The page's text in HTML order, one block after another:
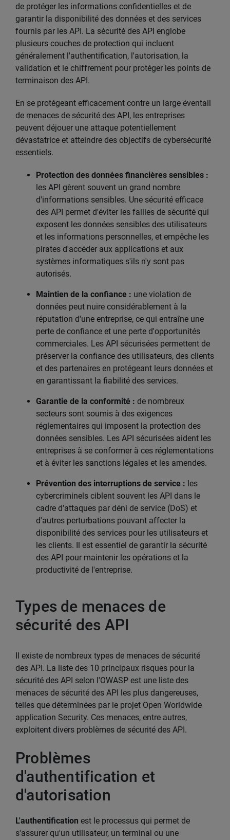
de protéger les informations confidentielles et de
garantir la disponibilité des données et des services
fournis par les API. La sécurité des API englobe
plusieurs couches de protection qui incluent
généralement l'authentification, l'autorisation, la
validation et le chiffrement pour protéger les points de
terminaison des API.
En se protégeant efficacement contre un large éventail
de menaces de sécurité des API, les entreprises
peuvent déjouer une attaque potentiellement
dévastatrice et atteindre des objectifs de cybersécurité
essentiels.
Protection des données financières sensibles :
les API gèrent souvent un grand nombre
d'informations sensibles. Une sécurité efficace
des API permet d'éviter les failles de sécurité qui
exposent les données sensibles des utilisateurs
et les informations personnelles, et empêche les
pirates d'accéder aux applications et aux
systèmes informatiques s'ils n'y sont pas
autorisés.
Maintien de la confiance : une violation de
données peut nuire considérablement à la
réputation d'une entreprise, ce qui entraîne une
perte de confiance et une perte d'opportunités
commerciales. Les API sécurisées permettent de
préserver la confiance des utilisateurs, des clients
et des partenaires en protégeant leurs données et
en garantissant la fiabilité des services.
Garantie de la conformité : de nombreux
secteurs sont soumis à des exigences
réglementaires qui imposent la protection des
données sensibles. Les API sécurisées aident les
entreprises à se conformer à ces réglementations
et à éviter les sanctions légales et les amendes.
Prévention des interruptions de service : les
cybercriminels ciblent souvent les API dans le
cadre d'attaques par déni de service (DoS) et
d'autres perturbations pouvant affecter la
disponibilité des services pour les utilisateurs et
les clients. Il est essentiel de garantir la sécurité
des API pour maintenir les opérations et la
productivité de l'entreprise.
Types de menaces de
sécurité des API
Il existe de nombreux types de menaces de sécurité
des API. La liste des 10 principaux risques pour la
sécurité des API selon l'OWASP est une liste des
menaces de sécurité des API les plus dangereuses,
telles que déterminées par le projet Open Worldwide
application Security. Ces menaces, entre autres,
exploitent divers problèmes de sécurité des API.
Problèmes
d'authentification et
d'autorisation
L'authentification est le processus qui permet de
s'assurer qu'un utilisateur, un terminal ou une